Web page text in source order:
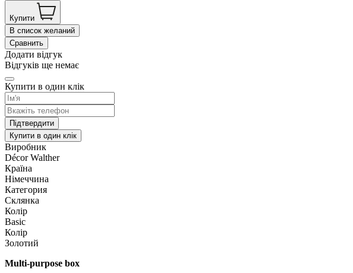
Купити
В список желаний
Сравнить
Додати відгук
Відгуків ще немає
Купити в один клік
Підтвердити
Купити в один клік
Виробник
Décor Walther
Країна
Німеччина
Категория
Склянка
Колір
Basic
Колір
Золотий
Multi-purpose box